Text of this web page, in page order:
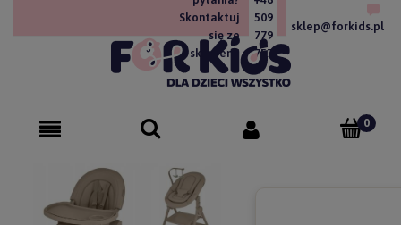
Skontaktuj
się ze
sklepem!
509
779
757
sklep@forkids.pl